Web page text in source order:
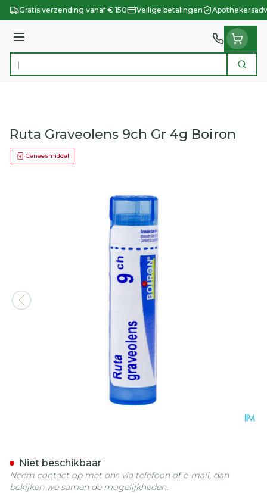
Ga naar de inhoud
Gratis verzending vanaf € 150 Veilige betalingen
Menu
Product, merk, categorie... Zoek
Ruta Graveolens 9ch Gr 4g Boiron
Geneesmiddel
Niet beschikbaar
Neem contact op met ons via telefoon of e-mail, dan
bekijken we samen de mogelijkheden.